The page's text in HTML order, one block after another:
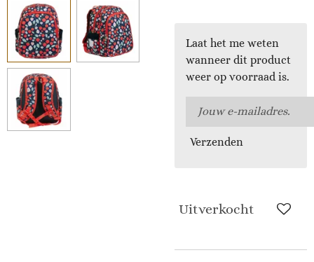
Laat het me weten
wanneer dit product
weer op voorraad is.
Verzenden
Uitverkocht